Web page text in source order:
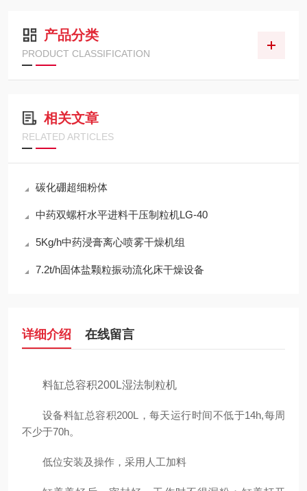
产品分类
PRODUCT CLASSIFICATION
相关文章
RELATED ARTICLES
碳化硼超细粉体
中药双螺杆水平进料干压制粒机LG-40
5Kg/h中药浸膏离心喷雾干燥机组
7.2t/h固体盐颗粒振动流化床干燥设备
详细介绍 在线留言
料缸总容积200L湿法制粒机
设备料缸总容积200L，每天运行时间不低于14h,每周
不少于70h。
低位安装及操作，采用人工加料